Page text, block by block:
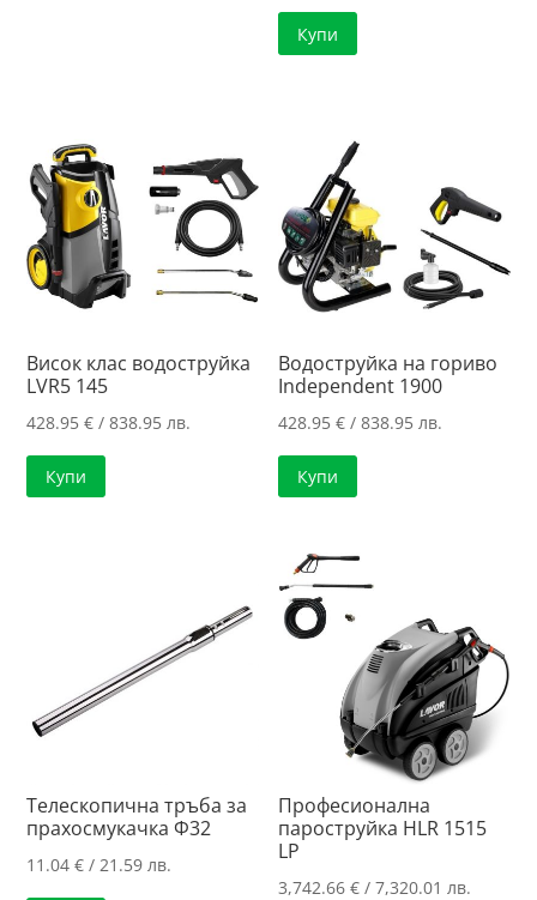
Купи
Висок клас водоструйка
LVR5 145
428.95€ / 838.95 лв.
Купи
Водоструйка на гориво
Independent 1900
428.95€ / 838.95 лв.
Купи
Телескопична тръба за
прахосмукачка Ф32
11.04€ / 21.59 лв.
Професионална
пароструйка HLR 1515
LP
3,742.66€ / 7,320.01 лв.